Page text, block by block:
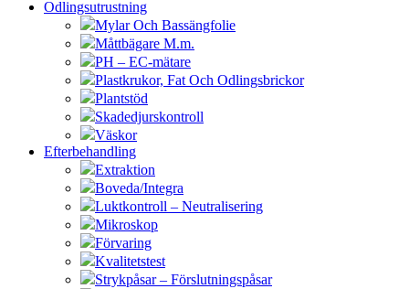
Odlingsutrustning
Mylar Och Bassängfolie
Måttbägare M.m.
PH – EC-mätare
Plastkrukor, Fat Och Odlingsbrickor
Plantstöd
Skadedjurskontroll
Väskor
Efterbehandling
Extraktion
Boveda/Integra
Luktkontroll – Neutralisering
Mikroskop
Förvaring
Kvalitetstest
Strykpåsar – Förslutningspåsar